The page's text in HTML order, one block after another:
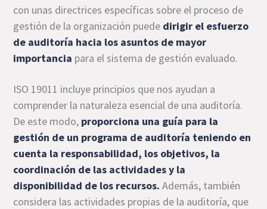
con unas directrices específicas sobre el proceso de
gestión de la organización puede dirigir el esfuerzo
de auditoría hacia los asuntos de mayor
importancia para el sistema de gestión evaluado.
ISO 19011 incluye principios que nos ayudan a
comprender la naturaleza esencial de una auditoría.
De este modo, proporciona una guía para la
gestión de un programa de auditoría teniendo en
cuenta la responsabilidad, los objetivos, la
coordinación de las actividades y la
disponibilidad de los recursos. Además, también
considera las actividades propias de la auditoría, que